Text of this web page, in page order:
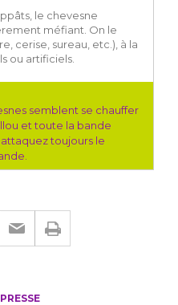
le chevesne
méfiant. On le
cerise, sureau, etc.), à la
ou artificiels.
semblent se chauffer
et toute la bande
toujours le